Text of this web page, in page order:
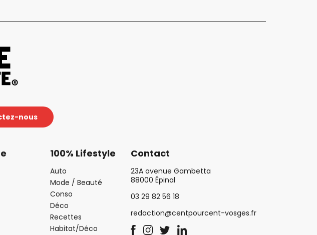
nous
100% Lifestyle
Auto
Mode / Beauté
Conso
Déco
Recettes
Habitat/Déco
Contact
23A avenue Gambetta
88000 Épinal
03 29 82 56 18
redaction@centpourcent-vosges.fr